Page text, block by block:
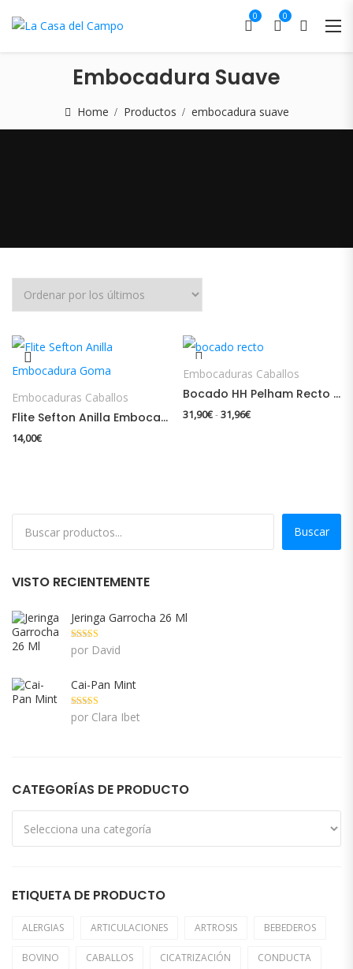
0 0
Embocadura Suave
Home Productos embocadura suave
Embocaduras Caballos
Flite Sefton Anilla Embocadura Goma
14,00€
Embocaduras Caballos
Bocado HH Pelham Recto Goma Blanda
31,90€-31,96€Rango de precios:
Buscar
VISTO RECIENTEMENTE
Jeringa Garrocha 26 Ml
Valorado con
5 de 5
por David
Cai-Pan Mint
Valorado con
5 de 5
por Clara Ibet
CATEGORÍAS DE PRODUCTO
ETIQUETA DE PRODUCTO
ALERGIAS ARTICULACIONES ARTROSIS BEBEDEROS
BOVINO CABALLOS CICATRIZACIÓN CONDUCTA